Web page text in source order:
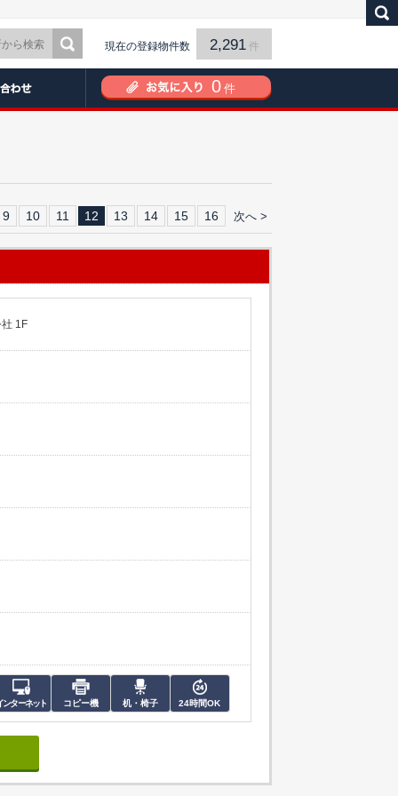
現在の登録物件数 2,291 件
0 件
9 10 11 12 13 14 15 16 次へ >
1F
ンターネット コピー機 机・椅子 24時間OK